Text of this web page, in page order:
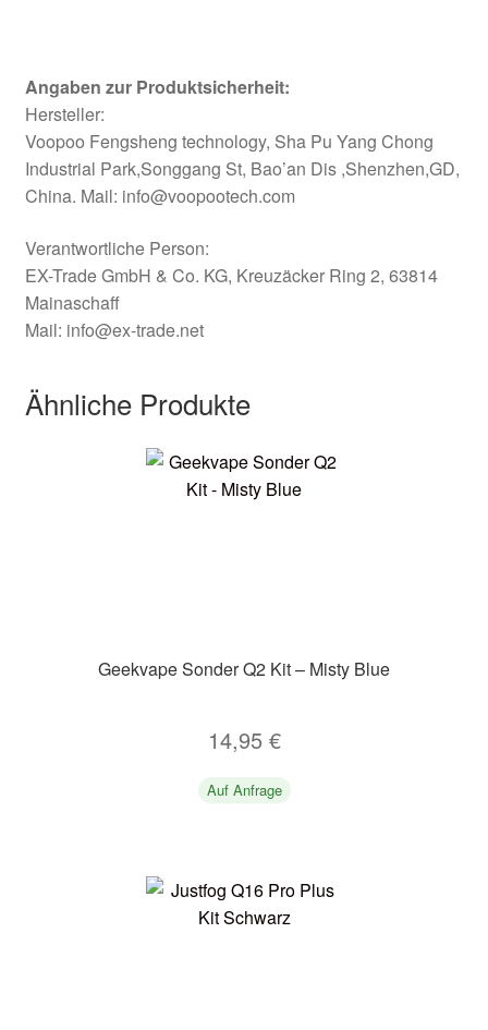
Angaben zur Produktsicherheit:
Hersteller:
Voopoo Fengsheng technology, Sha Pu Yang Chong
Industrial Park,Songgang St, Bao’an Dis ,Shenzhen,GD,
China. Mail: info@voopootech.com
Verantwortliche Person:
EX-Trade GmbH & Co. KG, Kreuzäcker Ring 2, 63814
Mainaschaff
Mail: info@ex-trade.net
Ähnliche Produkte
Geekvape Sonder Q2 Kit – Misty Blue
14,95 €
Auf Anfrage